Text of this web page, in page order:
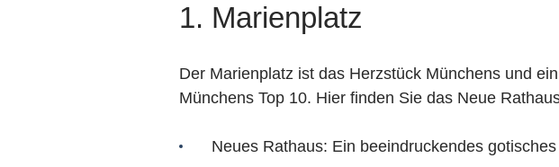
1. Marienplatz
Der Marienplatz ist das Herzstück Münchens und
Münchens Top 10. Hier finden Sie das Neue
Neues Rathaus: Ein beeindruckendes